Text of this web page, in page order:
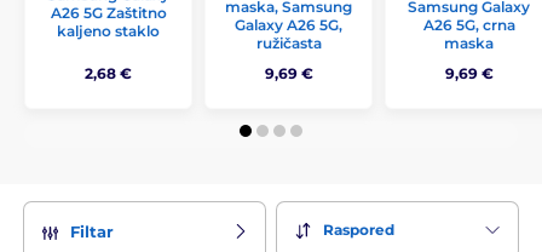
A26 5G Zaštitno
kaljeno staklo
2,68 €
maska, Samsung
Galaxy A26 5G,
ružičasta
9,69 €
Samsung Galaxy
A26 5G, crna
maska
9,69 €
Filtar Raspored